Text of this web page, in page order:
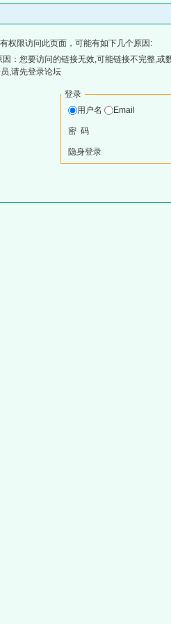
权限访问此页面，可能有如下几个原因:
因：您要访问的链接无效,可能链接不完整,或
,请先登录论坛
登录
用户名
Email
密 码
隐身登录